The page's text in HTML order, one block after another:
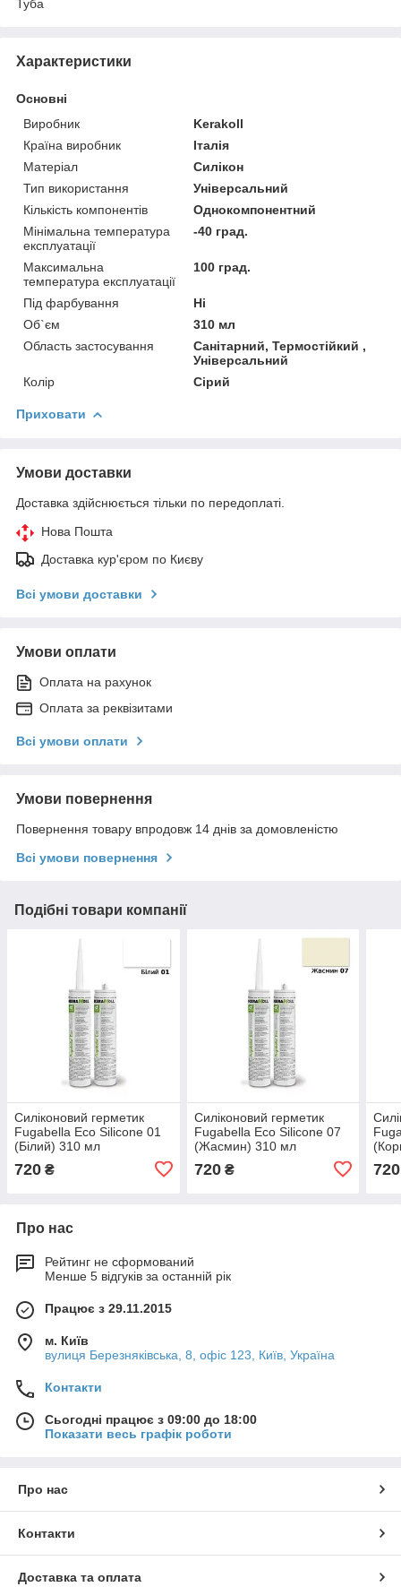
Туба
Характеристики
Основні
Виробник
Kerakoll
Країна виробник
Італія
Матеріал
Силікон
Тип використання
Універсальний
Кількість компонентів
Однокомпонентний
Мінімальна температура
експлуатації
-40 град.
Максимальна
температура експлуатації
100 град.
Під фарбування
Ні
Об`єм
310 мл
Область застосування
Санітарний, Термостійкий ,
Універсальний
Колір
Сірий
Приховати
Умови доставки
Доставка здійснюється тільки по передоплаті.
Нова Пошта
Доставка кур'єром по Києву
Всі умови доставки
Умови оплати
Оплата на рахунок
Оплата за реквізитами
Всі умови оплати
Умови повернення
Повернення товару впродовж 14 днів за домовленістю
Всі умови повернення
Подібні товари компанії
Силіконовий герметик
Fugabella Eco Silicone 01
(Білий) 310 мл
720 ₴
Силіконовий герметик
Fugabella Eco Silicone 07
(Жасмин) 310 мл
720₴ 720
Про нас
Рейтинг не сформований
Менше 5 відгуків за останній рік
Працює з 29.11.2015
м. Київ
вулиця Березняківська, 8, офіс 123, Київ, Україна
Контакти
Сьогодні працює з 09:00 до 18:00
Показати весь графік роботи
Про нас
Контакти
Доставка та оплата